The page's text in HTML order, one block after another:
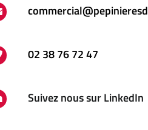
02 38 76 72 47
Suivez nous sur LinkedIn